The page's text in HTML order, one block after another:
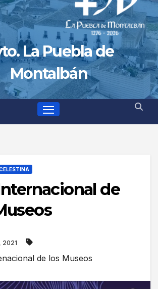
La Puebla de
Montalbán
de
2021
de los Museos